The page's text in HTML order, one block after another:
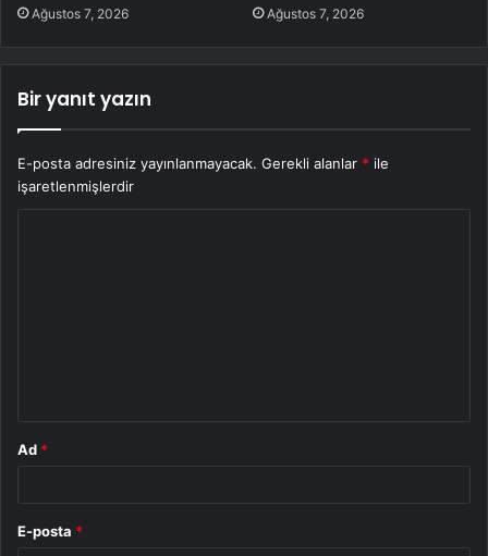
Ağustos 7, 2026 Ağustos 7, 2026
Bir yanıt yazın
E-posta adresiniz yayınlanmayacak. Gerekli alanlar * ile
işaretlenmişlerdir
Ad *
E-posta *